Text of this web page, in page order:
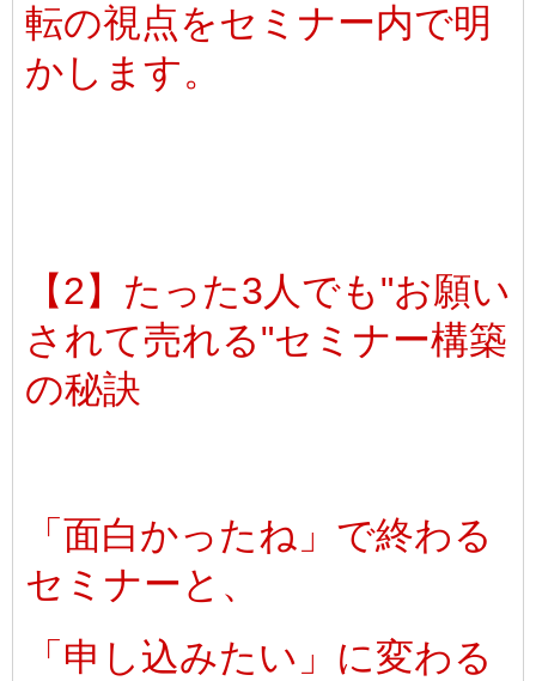
転の視点をセミナー内で明
かします。
【2】たった3人でも"お願い
されて売れる"セミナー構築
の秘訣
「面白かったね」で終わる
セミナーと、
「申し込みたい」に変わる